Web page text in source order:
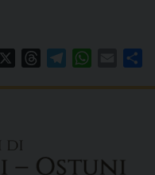
ThreadsTelegram Email